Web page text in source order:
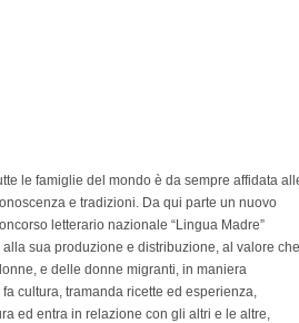
le famiglie del mondo è da sempre affidata
e tradizioni. Da qui parte un nuovo
letterario nazionale “Lingua Madre”
sua produzione e distribuzione, al valore che
e delle donne migranti, in maniera
cultura, tramanda ricette ed esperienza,
ed entra in relazione con gli altri e le altre,